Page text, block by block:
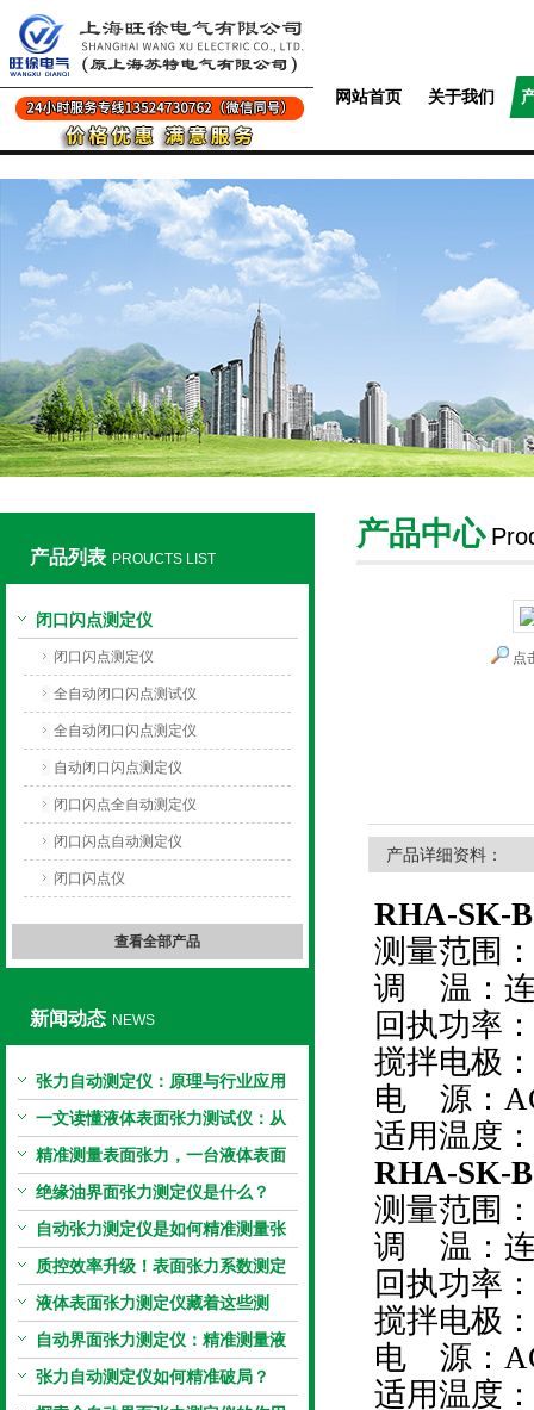
网站首页 关于我们
产品列表 PROUCTS LIST
闭口闪点测定仪
闭口闪点测定仪
全自动闭口闪点测试仪
全自动闭口闪点测定仪
自动闭口闪点测定仪
闭口闪点全自动测定仪
闭口闪点自动测定仪
闭口闪点仪
查看全部产品
新闻动态 NEWS
张力自动测定仪：原理与行业应用
解析
一文读懂液体表面张力测试仪：从
原理到应用全掌握
精准测量表面张力，一台液体表面
张力系数测量仪就够了
绝缘油界面张力测定仪是什么？
自动张力测定仪是如何精准测量张
力的？
质控效率升级！表面张力系数测定
仪真香警告
液体表面张力测定仪藏着这些测
定“小窍门”
自动界面张力测定仪：精准测量液
体界面张力的关键设备
张力自动测定仪如何精准破局？
产品中心
点
产品详细资料：
RHA-SK-
测量范围
调 温：
回执功率
搅拌电极
电 源：
适用温度
RHA-SK-
测量范围
调 温：
回执功率
搅拌电极
电 源：
适用温度